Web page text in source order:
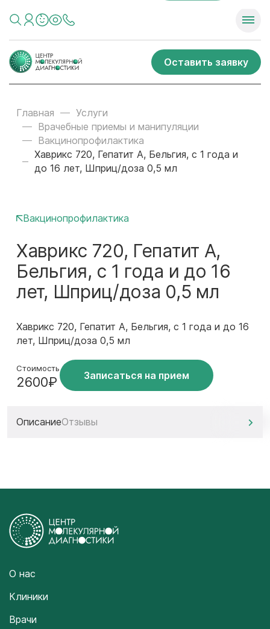
Оставить заявку
Главная
Услуги
Врачебные приемы и манипуляции
Вакцинопрофилактика
Хаврикс 720, Гепатит А, Бельгия, с 1 года и
до 16 лет, Шприц/доза 0,5 мл
Вакцинопрофилактика
Хаврикс 720, Гепатит А,
Бельгия, с 1 года и до 16
лет, Шприц/доза 0,5 мл
Хаврикс 720, Гепатит А, Бельгия, с 1 года и до 16
лет, Шприц/доза 0,5 мл
Стоимость
2600₽ Записаться на прием
ОписаниеОтзывы
О нас
Клиники
Врачи